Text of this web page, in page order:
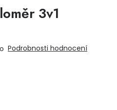
3v1
Podrobnosti hodnocení